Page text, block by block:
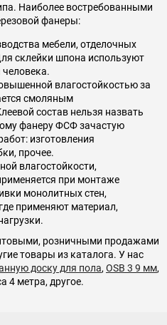
Наиболее востребованными
фанеры:
мебели, отделочных
склейки шпона используют
влагостойкостью за
смоляным
состав нельзя назвать
фанеру ФСФ зачастую
изготовления
прочее.
влагостойкости,
при монтаже
монолитных стен,
применяют материал,
розничными продажами
товары из каталога. У нас
доску для пола, OSB 3 9 мм,
4 метра, другое.